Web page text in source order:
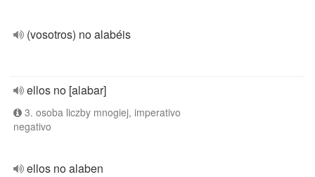
(vosotros) no alabéis
ellos no [alabar]
3. osoba liczby mnogiej, imperativo
negativo
ellos no alaben